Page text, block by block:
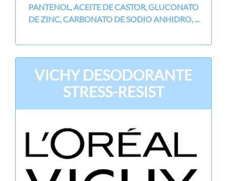
PANTENOL, ACEITE DE CASTOR, GLUCONATO
DE ZINC, CARBONATO DE SODIO ANHIDRO, ...
VICHY DESODORANTE
STRESS-RESIST